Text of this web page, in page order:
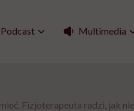
Podcast Multimedia
Fizjoterapeuta radzi, jak